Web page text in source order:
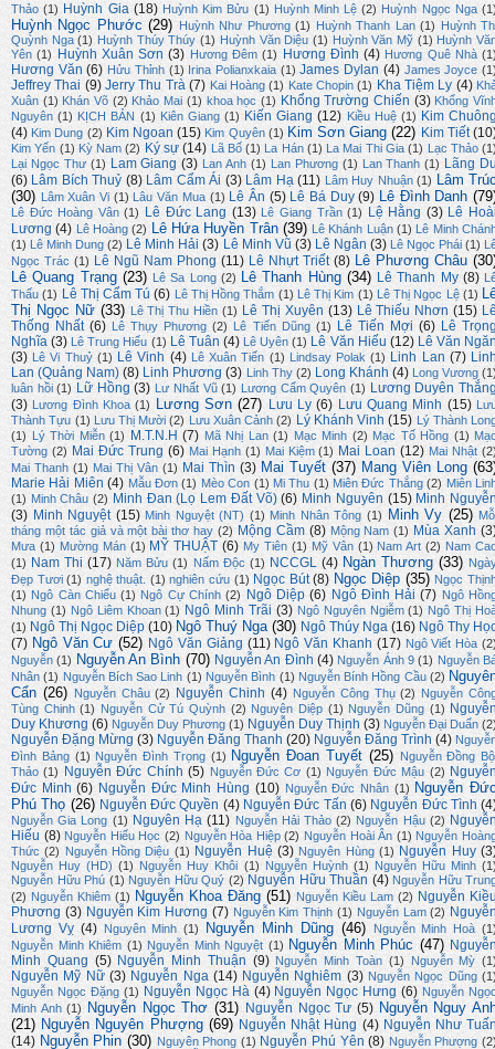
Thảo (1) Huỳnh Gia (18) Huỳnh Kim Bửu (1) Huỳnh Minh Lệ (2) Huỳnh Ngọc Nga
Huỳnh Ngọc Phước (29) Huỳnh Như Phương (1) Huỳnh Thanh Lan (1)
Huỳnh
Quỳnh Nga (1) Huỳnh Thúy Thúy (1) Huỳnh Văn Diệu (1) Huỳnh Văn Mỹ (1) Huỳnh
Yên (1) Huỳnh Xuân Sơn (3) Hương Đêm (1) Hương Đình (4) Hương Quê Nhà
Hương Văn (6) Hửu Thỉnh (1) Irina Polianxkaia (1) James Dylan (4) James Joyce
Jeffrey Thai (9) Jerry Thu Trà (7) Kai Hoàng (1) Kate Chopin (1) Kha Tiệm Ly (4)
Xuân (1) Khán Võ (2) Khảo Mai (1) khoa học (1) Khổng Trường Chiến (3) Khổng
Nguyên (1) KỊCH BẢN (1) Kiên Giang (1) Kiến Giang (12) Kiều Huệ (1) Kim
(4) Kim Dung (2) Kim Ngoan (15) Kim Quyên (1) Kim Sơn Giang (22) Kim Tiết
Kim Yến (1) Kỳ Nam (2) Ký sự (14) Lã Bố (1) La Hán (1) La Mai Thi Gia (1) Lạc Thảo
Lại Ngọc Thư (1) Lam Giang (3) Lan Anh (1) Lan Phương (1) Lan Thanh (1) Lãng
(6) Lâm Bích Thuỷ (8) Lâm Cẩm Ái (3) Lâm Hạ (11) Lâm Huy Nhuận (1) Lâm
(30) Lâm Xuân Vi (1) Lâu Văn Mua (1) Lê Ân (5) Lê Bá Duy (9) Lê Đình Danh
Lê Đức Hoàng Vân (1) Lê Đức Lang (13) Lê Giang Trần (1) Lệ Hằng (3) Lê
Lương (4) Lê Hoàng (2) Lê Hứa Huyền Trân (39) Lê Khánh Luận (1) Lê Minh
(1) Lê Minh Dung (2) Lê Minh Hải (3) Lê Minh Vũ (3) Lê Ngân (3) Lê Ngọc Phái (1)
Ngọc Trác (1) Lê Ngũ Nam Phong (11) Lê Nhựt Triết (8) Lê Phương Châu
Lê Quang Trạng (23) Lê Sa Long (2) Lê Thanh Hùng (34) Lê Thanh My (8)
Thấu (1) Lê Thị Cẩm Tú (6) Lê Thị Hồng Thắm (1) Lê Thị Kim (1) Lê Thị Ngọc Lệ (1)
Thị Ngọc Nữ (33) Lê Thị Thu Hiền (1) Lê Thị Xuyên (13) Lê Thiếu Nhơn (15)
Thống Nhất (6) Lê Thụy Phương (2) Lê Tiến Dũng (1) Lê Tiến Mợi (6) Lê
Nghĩa (3) Lê Trung Hiếu (1) Lê Tuân (4) Lê Uyên (1) Lê Văn Hiếu (12) Lê Văn
(3) Lê Vi Thuỷ (1) Lê Vinh (4) Lê Xuân Tiến (1) Lindsay Polak (1) Linh Lan (7)
Lan (Quảng Nam) (8) Linh Phương (3) Linh Thy (2) Long Khánh (4) Long Vương
luân hồi (1) Lữ Hồng (3) Lư Nhất Vũ (1) Lương Cẩm Quyên (1) Lương Duyên
(3) Lương Đình Khoa (1) Lương Sơn (27) Lưu Ly (6) Lưu Quang Minh (15)
Thành Tựu (1) Lưu Thị Mười (2) Lưu Xuân Cảnh (2) Lý Khánh Vinh (15) Lý Thành
(1)
Lý Thời Miễn (1) M.T.N.H (7) Mã Nhị Lan (1) Mạc Minh (2) Mạc Tố Hồng (1)
Tường (2) Mai Đức Trung (6) Mai Hạnh (1) Mai Kiệm (1) Mai Loan (12) Mai Nhật
Mai Thanh (1) Mai Thị Vân (1) Mai Thìn (3) Mai Tuyết (37) Mang Viên Long
Marie Hải Miên (4) Mẫu Đơn (1) Mèo Con (1) Mi Thu (1) Miên Đức Thắng (2) Miên
(1) Minh Châu (2) Minh Đan (Lọ Lem Đất Võ) (6) Minh Nguyên (15) Minh
(3) Minh Nguyệt (15) Minh Nguyệt (NT) (1) Minh Nhân Tông (1) Minh Vy (25)
tháng một tác giả và một bài thơ hay (2) Mộng Cầm (8) Mộng Nam (1) Mùa Xanh
Mưa (1) Mường Mán (1) MỸ THUẬT (6) My Tiên (1) Mỹ Vân (1) Nam Art (2) Nam
(1) Nam Thi (17) Năm Bửu (1) Nấm Độc (1) NCCGL (4) Ngàn Thương (33)
Đẹp Tươi (1) nghệ thuật. (1) nghiên cứu (1) Ngọc Bút (8) Ngọc Diệp (35) Ngọc
(1) Ngô Càn Chiểu (1) Ngô Cự Chính (2) Ngô Diệp (6) Ngô Đình Hải (7) Ngô
Nhung (1) Ngô Liêm Khoan (1) Ngô Minh Trãi (3) Ngô Nguyên Ngiễm (1) Ngô Thị
(1) Ngô Thị Ngọc Diệp (10) Ngô Thuý Nga (30) Ngô Thúy Nga (16) Ngô Thy
(7) Ngô Văn Cư (52) Ngô Văn Giảng (11) Ngô Văn Khanh (17) Ngô Viết Hòa
Nguyễn (1) Nguyễn An Bình (70) Nguyễn An Đình (4) Nguyễn Ánh 9 (1) Nguyễn
Nhân (1) Nguyễn Bích Sao Linh (1) Nguyễn Bình (1) Nguyễn Bính Hồng Cầu (2)
Cẩn (26) Nguyễn Châu (2) Nguyễn Chinh (4) Nguyễn Công Thụ (2) Nguyễn
Tùng Chinh (1) Nguyễn Cử Tú Quỳnh (2) Nguyên Diệp (1) Nguyễn Dũng (1)
Duy Khương (6) Nguyễn Duy Phương (1) Nguyễn Duy Thịnh (3) Nguyễn Đại Duẩn
Nguyễn Đặng Mừng (3) Nguyễn Đăng Thanh (20) Nguyễn Đăng Trình (4)
Đình Bảng (1) Nguyễn Đình Trọng (1) Nguyễn Đoan Tuyết (25)
Nguyễn Đồng
Thảo (1) Nguyễn Đức Chính (5) Nguyễn Đức Cơ (1) Nguyễn Đức Mậu (2)
Đức Minh (6) Nguyễn Đức Minh Hùng (10) Nguyễn Đức Nhân (1) Nguyễn
Phú Thọ (26) Nguyễn Đức Quyền (4) Nguyễn Đức Tấn (6) Nguyễn Đức Tình
Nguyễn Gia Long (1) Nguyên Hạ (11) Nguyễn Hải Thảo (2) Nguyễn Hậu (2)
Hiếu (8) Nguyễn Hiếu Học (2) Nguyễn Hòa Hiệp (2) Nguyễn Hoài Ân (1) Nguyễn
Thức (2) Nguyễn Hồng Diệu (1) Nguyễn Huệ (3) Nguyên Hùng (1) Nguyễn Huy
Nguyễn Huy (HD) (1) Nguyễn Huy Khôi (1) Nguyễn Huỳnh (1) Nguyễn Hữu Minh
Nguyễn Hữu Phú (1) Nguyễn Hữu Quý (2) Nguyễn Hữu Thuần (4) Nguyễn Hữu
(2) Nguyễn Khiêm (1) Nguyễn Khoa Đăng (51) Nguyễn Kiều Lam (2) Nguyễn
Phương (3) Nguyễn Kim Hương (7) Nguyễn Kim Thịnh (1) Nguyễn Lam (2)
Lương Vỵ (4) Nguyên Minh (1) Nguyễn Minh Dũng (46) Nguyễn Minh Hoà
Nguyễn Minh Khiêm (1) Nguyễn Minh Nguyệt (1) Nguyễn Minh Phúc (47)
Minh Quang (5) Nguyễn Minh Thuận (9) Nguyễn Minh Toàn (1) Nguyễn Mỳ
Nguyễn Mỹ Nữ (3) Nguyễn Nga (14) Nguyễn Nghiêm (3) Nguyễn Ngọc Dũng
Nguyễn Ngọc Đặng (1) Nguyễn Ngọc Hà (4) Nguyễn Ngọc Hưng (6) Nguyễn
Minh Anh (1) Nguyễn Ngọc Thơ (31) Nguyễn Ngọc Tư (5) Nguyễn Nguy
(21) Nguyễn Nguyên Phượng (69) Nguyễn Nhật Hùng (4) Nguyễn Như
(14) Nguyễn Phin (30) Nguyên Phong (1) Nguyễn Phú Yên (8) Nguyễn Phượng